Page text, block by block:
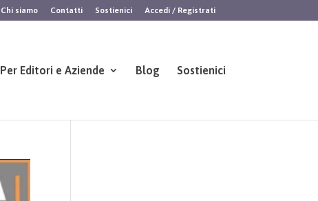
Chi siamo Contatti Sostienici Accedi / Registrati
Per Editori e Aziende Blog Sostienici